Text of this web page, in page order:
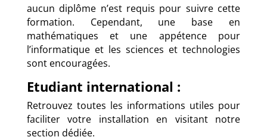
aucun diplôme n’est requis pour suivre cette
formation. Cependant, une base en
mathématiques et une appétence pour
l’informatique et les sciences et technologies
sont encouragées.
Etudiant international :
Retrouvez toutes les informations utiles pour
faciliter votre installation en visitant notre
section dédiée.